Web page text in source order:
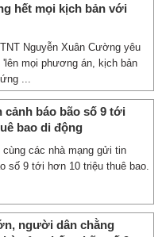
hết mọi kịch bản với
Nguyễn Xuân Cường yêu
'lên mọi phương án, kịch bản
...
cảnh báo bão số 9 tới
bao di động
cùng các nhà mạng gửi tin
số 9 tới hơn 10 triệu thuê bao.
người dân chằng